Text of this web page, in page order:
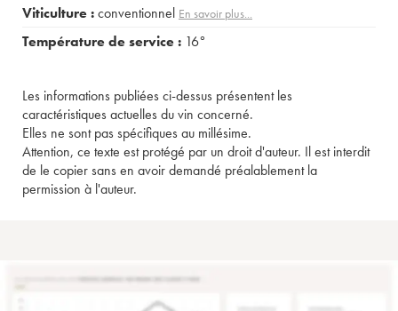
Viticulture :conventionnel En savoir plus...
Température de service : 16°
Les informations publiées ci-dessus présentent les
caractéristiques actuelles du vin concerné.
Elles ne sont pas spécifiques au millésime.
Attention, ce texte est protégé par un droit d'auteur. Il est interdit
de le copier sans en avoir demandé préalablement la
permission à l'auteur.